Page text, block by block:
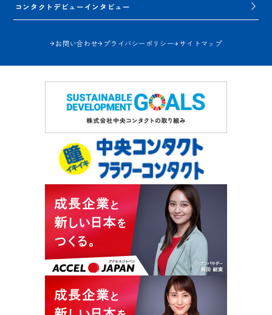
コンタクトデビューインタビュー
お問い合わせ プライバシーポリシー サイトマップ